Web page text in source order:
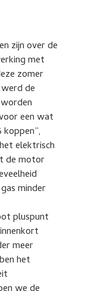
zijn over de
met
zomer
de
een wat
elektrisch
de motor
minder
pluspunt
meer
het